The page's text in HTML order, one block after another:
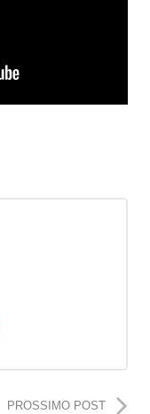
PROSSIMO POST